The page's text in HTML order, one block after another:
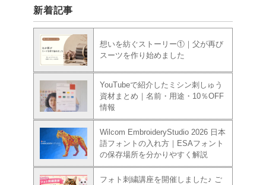
新着記事
想いを紡ぐストーリー①｜父が再び
スーツを作り始めました
YouTubeで紹介したミシン刺しゅう
資材まとめ｜名前・用途・10％OFF
情報
Wilcom EmbroideryStudio 2026 日本
語フォントの入れ方｜ESAフォント
の保存場所を分かりやすく解説
フォト刺繍講座を開催しました♪ ご